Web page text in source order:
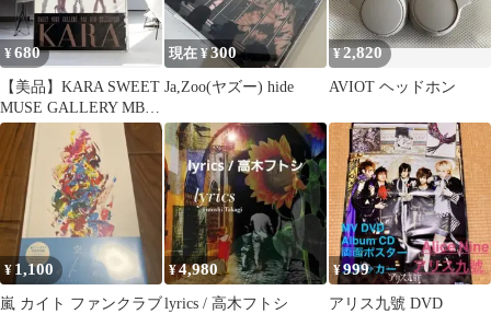
¥680
【美品】KARA SWEET
MUSE GALLERY MBC
DVD
現在 ¥300
Ja,Zoo(ヤズー) hide
¥2,820
AVIOT ヘッドホン
¥ 1,100
嵐 カイト ファンクラブ
¥4,980
lyrics / 高木フトシ
¥999
アリス九號 DVD